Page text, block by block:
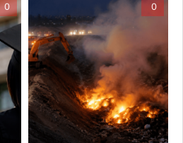
200
мира приехали на
165
класс: казахстанских
учить искусственному
0 0